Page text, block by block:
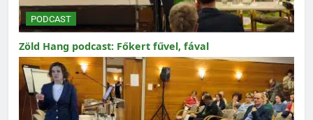
PODCAST
Zöld Hang podcast: Főkert fűvel, fával